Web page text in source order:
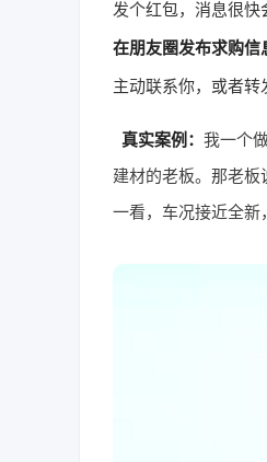
发个红包，消息很快
在朋友圈发布求购信
主动联系你，或者转
真实案例： 我一个
建材的老板。那老板
一看，车况接近全新